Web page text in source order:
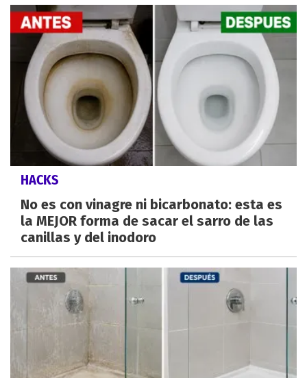
HACKS
No es con vinagre ni bicarbonato: esta es
la MEJOR forma de sacar el sarro de las
canillas y del inodoro